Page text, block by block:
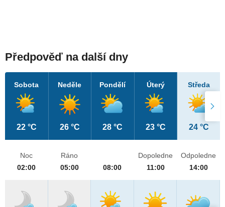
Předpověď na další dny
Sobota
22 °C
Neděle
26 °C
Pondělí
28 °C
Úterý
23 °C
Středa
24 °C
Noc
02:00
Ráno
05:00
08:00
Dopoledne
11:00
Odpoledne
14:00